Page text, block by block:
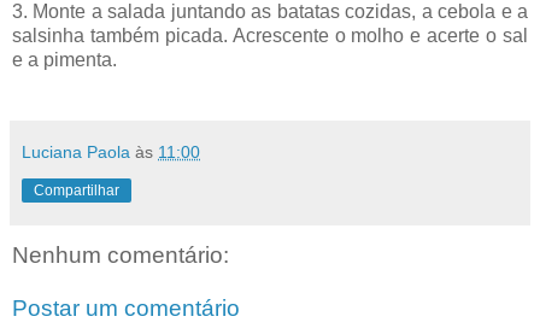
3. Monte a salada juntando as batatas cozidas, a cebola e a
salsinha também picada. Acrescente o molho e acerte o sal
e a pimenta.
Luciana Paola às 11:00
Compartilhar
Nenhum comentário:
Postar um comentário